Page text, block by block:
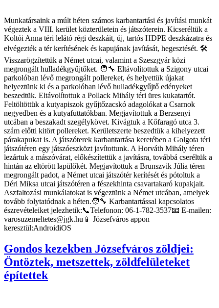
Munkatársaink a múlt héten számos karbantartási és javítási munkát
végeztek a VIII. kerület közterületein és játszóterein. Kicseréltük a
Koltói Anna téri lelátó régi deszkáit, új, tartós HDPE deszkázatra és
elvégezték a tér kerítésének és kapujának javítását, hegesztését. 🛠️
Visszarögzítettük a Német utcai, valamint a Szeszgyár közi
megrongált hulladékgyűjtőket. 🧑‍🔧 Eltávolítottuk a Szigony utcai
parkolóban lévő megrongált pollereket, és helyettük újakat
helyeztünk ki és a parkolóban lévő hulladékgyűjtő edényeket
beszedtük. Eltávolítottuk a Pollack Mihály téri üres kukatartót.
Feltöltöttük a kutyapiszok gyűjtőzacskó adagolókat a Csarnok
negyedben és a kutyafuttatókban. Megjavítottuk a Berzsenyi
utcában a beszakadt szegélykövet. Kivágtuk a Kőfaragó utca 3.
szám előtti kitört pollereket. Kerületszerte beszedtük a kihelyezett
párakapukat is. A játszóterek karbantartása keretében a Golgota téri
játszótéren egy játszóeszközt javítottunk. A Horváth Mihály téren
lezártuk a mászóvárat, előkészítettük a javításra, továbbá cseréltük a
hintán az eltörött lapülőkét. Megjavítottuk a Brunszvik Júlia téren
megrongált padot, a Német utcai játszótér kerítését és pótoltuk a
Déri Miksa utcai játszótéren a fészekhinta csavartakaró kupakjait.
Aszfaltozási munkálatokat is végeztünk a Német utcában, amelyek
tovább folytatódnak a héten.🧑‍🔧 Karbantartással kapcsolatos
észrevételeiket jelezhetik:📞Telefonon: 06-1-782-3537📧 E-mailen:
varosuzemeltetes@jgk.hu📱 Józsefváros appon
keresztül:AndroidiOS
Gondos kezekben Józsefváros zöldjei:
Öntöztek, metszettek, zöldfelületeket
építettek